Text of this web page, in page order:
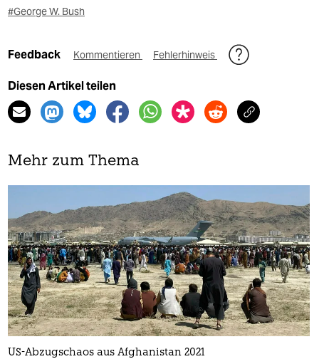
#George W. Bush
Feedback Kommentieren Fehlerhinweis
Diesen Artikel teilen
Mehr zum Thema
US-Abzugschaos aus Afghanistan 2021